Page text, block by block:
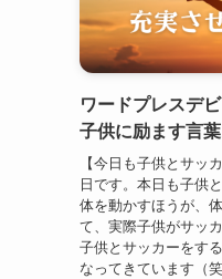
ワードプレスデ
子供に励ます言葉
【今日も子供とサッ
日です。本日も子供
体を動かすほうが、
て、実際子供がサッ
子供とサッカーをす
なってきています（